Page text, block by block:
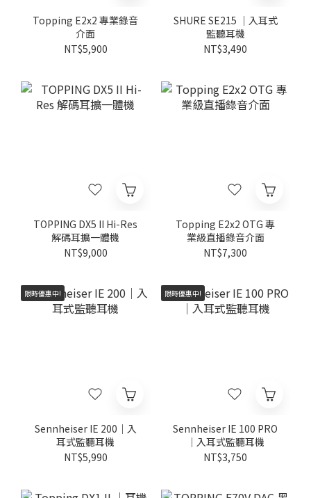
Topping E2x2 專業錄音
介面
NT$5,900
SHURE SE215 ｜入耳式
監聽耳機
NT$3,490
TOPPING DX5 II Hi-Res
解碼耳擴一體機
NT$9,000
Topping E2x2 OTG 專
業級直播錄音介面
NT$7,300
限時優惠中!
Sennheiser IE 200｜入
耳式監聽耳機
NT$5,990
限時優惠中!
Sennheiser IE 100 PRO
｜入耳式監聽耳機
NT$3,750